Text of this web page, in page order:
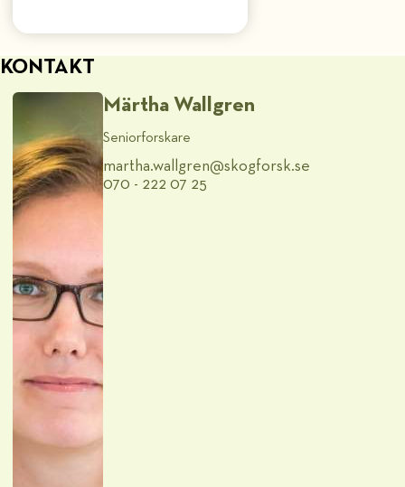
KONTAKT
Märtha Wallgren
Seniorforskare
martha.wallgren@​skogforsk.se
070 - 222 07 25